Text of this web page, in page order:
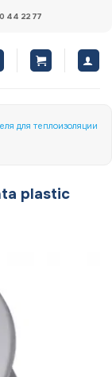
44 22 77
для теплоизоляции
plastic